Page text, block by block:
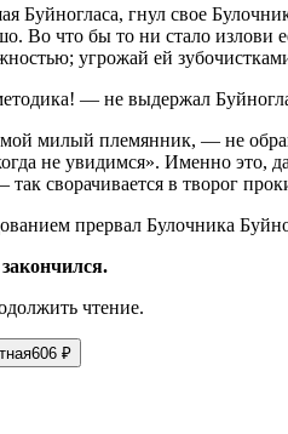
гнул свое
Во что бы то ни стало излови
угрожай ей
— не выдержал
милый племянник, — не
не увидимся». Именно это,
так сворачивается в творог
прервал Булочника
чтение.
606 ₽